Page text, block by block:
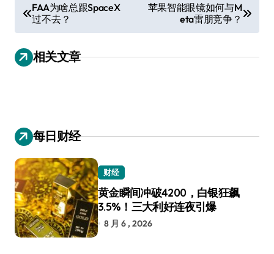
章
导
航
FAA为啥总跟SpaceX
过不去？
苹果智能眼镜如何与M
eta雷朋竞争？
相关文章
每日财经
财经
黄金瞬间冲破4200，白银狂飙
3.5%！三大利好连夜引爆
8 月 6 , 2026